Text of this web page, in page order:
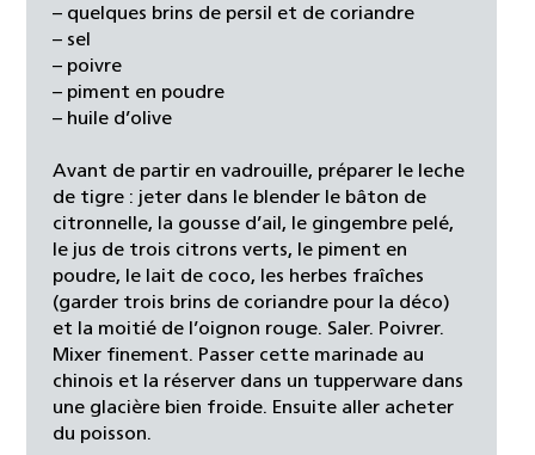
– quelques brins de persil et de coriandre
– sel
– poivre
– piment en poudre
– huile d’olive
Avant de partir en vadrouille, préparer le leche
de tigre : jeter dans le blender le bâton de
citronnelle, la gousse d’ail, le gingembre pelé,
le jus de trois citrons verts, le piment en
poudre, le lait de coco, les herbes fraîches
(garder trois brins de coriandre pour la déco)
et la moitié de l’oignon rouge. Saler. Poivrer.
Mixer finement. Passer cette marinade au
chinois et la réserver dans un tupperware dans
une glacière bien froide. Ensuite aller acheter
du poisson.